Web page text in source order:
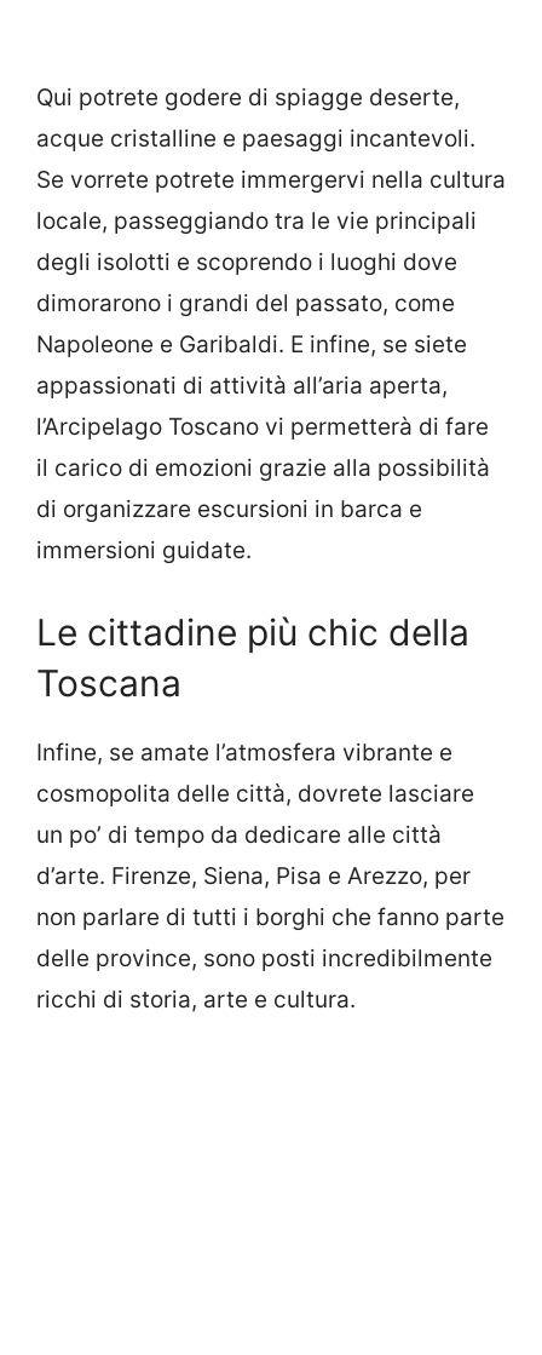
Qui potrete godere di spiagge deserte,
acque cristalline e paesaggi incantevoli.
Se vorrete potrete immergervi nella cultura
locale, passeggiando tra le vie principali
degli isolotti e scoprendo i luoghi dove
dimorarono i grandi del passato, come
Napoleone e Garibaldi. E infine, se siete
appassionati di attività all’aria aperta,
l’Arcipelago Toscano vi permetterà di fare
il carico di emozioni grazie alla possibilità
di organizzare escursioni in barca e
immersioni guidate.
Le cittadine più chic della
Toscana
Infine, se amate l’atmosfera vibrante e
cosmopolita delle città, dovrete lasciare
un po’ di tempo da dedicare alle città
d’arte. Firenze, Siena, Pisa e Arezzo, per
non parlare di tutti i borghi che fanno parte
delle province, sono posti incredibilmente
ricchi di storia, arte e cultura.